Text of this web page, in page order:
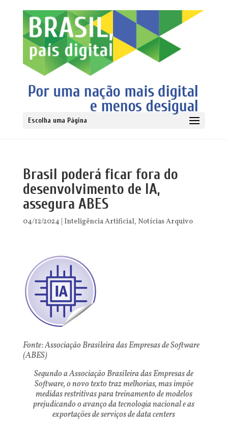
Escolha uma Página
Brasil poderá ficar fora do
desenvolvimento de IA,
assegura ABES
04/12/2024 Inteligência Artificial, Notícias Arquivo
Fonte: Associação Brasileira das Empresas de Software
(ABES)
Segundo a Associação Brasileira das Empresas de
Software, o novo texto traz melhorias, mas impõe
medidas restritivas para treinamento de modelos
prejudicando o avanço da tecnologia nacional e as
exportações de serviços de data centers